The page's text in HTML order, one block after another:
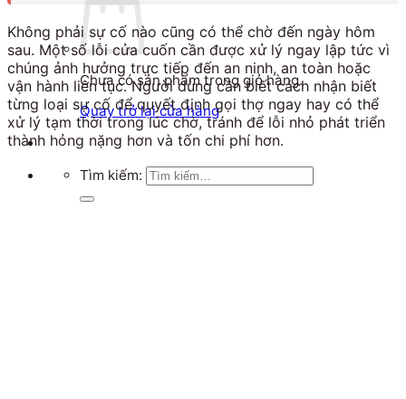
Chưa có sản phẩm trong giỏ hàng.
Quay trở lại cửa hàng
Tìm kiếm:
Không phải sự cố nào cũng có thể chờ đến ngày hôm
sau. Một số lỗi cửa cuốn cần được xử lý ngay lập tức vì
chúng ảnh hưởng trực tiếp đến an ninh, an toàn hoặc
vận hành liên tục. Người dùng cần biết cách nhận biết
từng loại sự cố để quyết định gọi thợ ngay hay có thể
xử lý tạm thời trong lúc chờ, tránh để lỗi nhỏ phát triển
thành hỏng nặng hơn và tốn chi phí hơn.